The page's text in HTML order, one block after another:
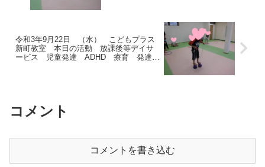
令和3年9月22日 （水） こどもプラス
新町教室 本日の活動 放課後等デイサ
ービス 児童発達 ADHD 療育 発達障
コメント
コメントを書き込む